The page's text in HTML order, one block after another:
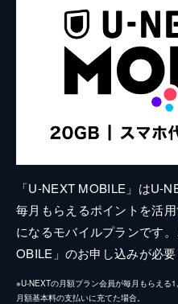
「U-NEXT MOBILE」はU-
毎月もらえるポイントを活
になるモバイルプランです
OBILE」のお申し込みが必要
※U-NEXTの月額プラン会員が毎月もらえ
月額基本料の支払いに充てた場合。